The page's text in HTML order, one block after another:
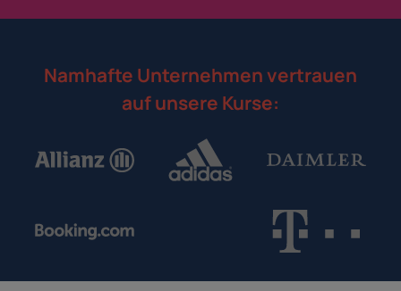
Namhafte Unternehmen vertrauen
auf unsere Kurse: